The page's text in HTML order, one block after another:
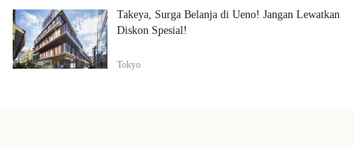
Takeya, Surga Belanja di Ueno! Jangan Lewatkan
Diskon Spesial!
Tokyo